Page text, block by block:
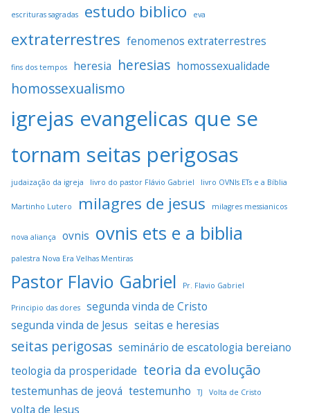
escrituras sagradas estudo biblico eva
extraterrestres fenomenos extraterrestres
fins dos tempos heresia heresias homossexualidade
homossexualismo
igrejas evangelicas que se
tornam seitas perigosas
judaização da igreja livro do pastor Flávio Gabriel livro OVNIs ETs e a Bíblia
Martinho Lutero milagres de jesus milagres messianicos
nova aliança ovnis ovnis ets e a biblia
palestra Nova Era Velhas Mentiras
Pastor Flavio Gabriel Pr. Flavio Gabriel
Principio das dores
segunda vinda de Cristo
segunda vinda de Jesus seitas e heresias
seitas perigosas seminário de escatologia bereiano
teologia da prosperidade teoria da evolução
testemunhas de jeová testemunho TJ Volta de Cristo